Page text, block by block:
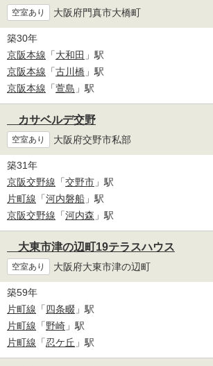
空室あり 大阪府門真市大橋町
築30年
京阪本線 「大和田 」駅
京阪本線 「古川橋 」駅
京阪本線 「萱島 」駅
カサベルデ交野
空室あり 大阪府交野市私部
築31年
京阪交野線 「交野市 」駅
片町線 「河内磐船 」駅
京阪交野線 「河内森 」駅
大東市津の辺町19テラスハウス
空室あり 大阪府大東市津の辺町
築59年
片町線 「四条畷 」駅
片町線 「野崎 」駅
片町線 「忍ケ丘 」駅